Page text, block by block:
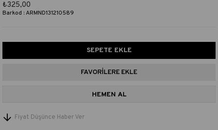
₺325,00
Barkod :ARMND131210589
FAVORILERE EKLE
Fiyat Düşünce Haber Ver